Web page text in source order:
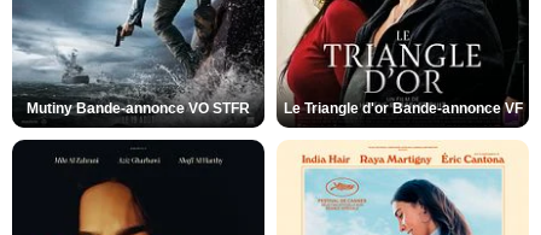
Mutiny Bande-annonce VO STFR Le Triangle d'or Bande-annonce VF